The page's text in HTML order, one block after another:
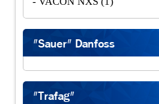
"Sauer" Danfoss
"Trafag"